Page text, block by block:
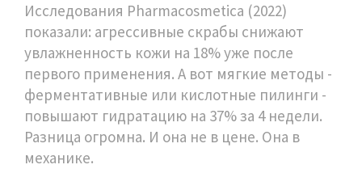
Исследования Pharmacosmetica (2022)
показали: агрессивные скрабы снижают
увлажненность кожи на 18% уже после
первого применения. А вот мягкие методы -
ферментативные или кислотные пилинги -
повышают гидратацию на 37% за 4 недели.
Разница огромна. И она не в цене. Она в
механике.